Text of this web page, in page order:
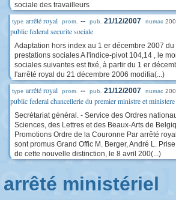
sociale des travailleurs
type arrêté royal prom. -- pub. 21/12/2007 numac
public federal securite sociale
Adaptation hors index au 1 er décembre 2007
prestations sociales A l'indice-pivot 104,14 , le
sociales suivantes est fixé, à partir du 1 er
l'arrêté royal du 21 décembre 2006 modifia(...)
type arrêté royal prom. -- pub. 21/12/2007 numac
public federal chancellerie du premier ministre et
Secrétariat général. - Service des Ordres
Sciences, des Lettres et des Beaux-Arts de
Promotions Ordre de la Couronne Par arrêté
sont promus Grand Offic M. Berger, André L.
de cette nouvelle distinction, le 8 avril 200(...)
arrêté ministériel